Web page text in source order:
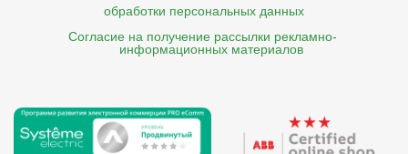
обработки персональных данных
Согласие на получение рассылки рекламно-
    информационных материалов